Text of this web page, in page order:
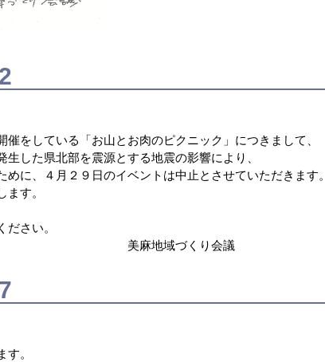
をしている「お山とお肉のピクニック」につきまして、
した県北部を震源とする地震の影響により、
に、４月２９日のイベントは中止とさせていただきます。
す。
さい。
くり会議
。